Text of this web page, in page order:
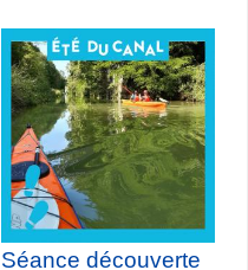
Séance découverte